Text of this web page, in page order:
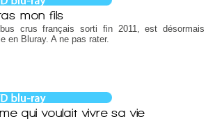
mon fils
crus français sorti fin 2011, est désormais
en Bluray. A ne pas rater.
qui voulait vivre sa vie